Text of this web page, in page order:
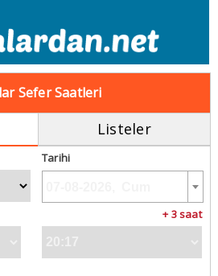
Sefer Saatleri
Listeler
Tarihi
+ 3 saat